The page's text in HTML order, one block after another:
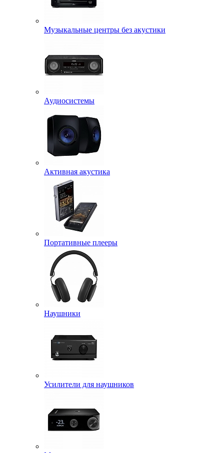
Музыкальные центры без акустики
Аудиосистемы
Активная акустика
Портативные плееры
Наушники
Усилители для наушников